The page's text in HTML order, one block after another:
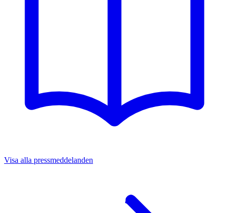
Visa alla pressmeddelanden